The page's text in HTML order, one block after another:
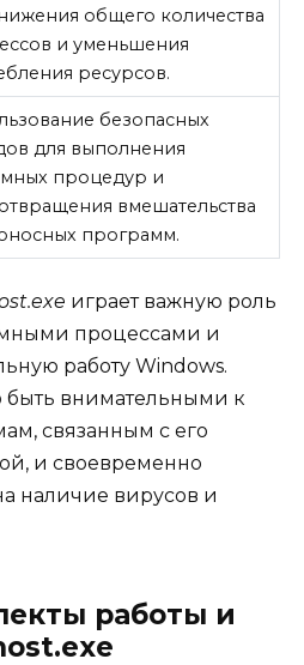
общего количества
и уменьшения
ресурсов.
безопасных
для выполнения
процедур и
вмешательства
программ.
играет важную роль
процессами и
работу Windows.
внимательными к
связанным с его
и своевременно
наличие вирусов и
работы и